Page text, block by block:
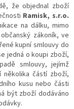
že objednal zboží
Ramisk, s.r.o.
na dálku, mimo
zákoník, ve
kupní smlouvy do
jedná o koupi zboží,
smlouvy, jejímž
částí zboží,
kusu nebo části
být zboží dodáváno